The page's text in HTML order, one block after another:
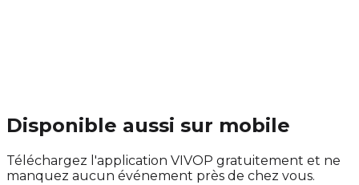
Disponible aussi sur mobile
Téléchargez l'application VIVOP gratuitement et ne
manquez aucun événement près de chez vous.